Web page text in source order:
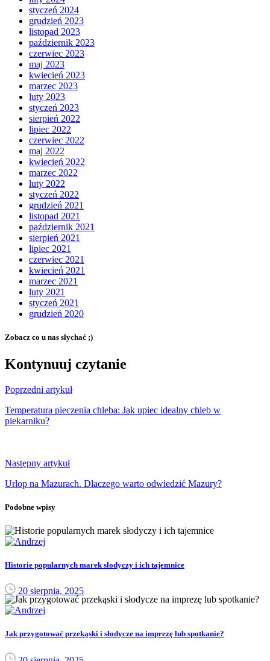
styczeń 2024
grudzień 2023
listopad 2023
październik 2023
czerwiec 2023
maj 2023
kwiecień 2023
marzec 2023
luty 2023
styczeń 2023
sierpień 2022
lipiec 2022
czerwiec 2022
maj 2022
kwiecień 2022
marzec 2022
luty 2022
styczeń 2022
grudzień 2021
listopad 2021
październik 2021
sierpień 2021
lipiec 2021
czerwiec 2021
kwiecień 2021
marzec 2021
luty 2021
styczeń 2021
grudzień 2020
Zobacz co u nas słychać ;)
Kontynuuj czytanie
Poprzedni artykuł
Temperatura pieczenia chleba: Jak upiec idealny chleb w
piekarniku?
Następny artykuł
Urlop na Mazurach. Dlaczego warto odwiedzić Mazury?
Podobne wpisy
Historie popularnych marek słodyczy i ich tajemnice
20 sierpnia, 2025
Jak przygotować przekąski i słodycze na imprezę lub spotkanie?